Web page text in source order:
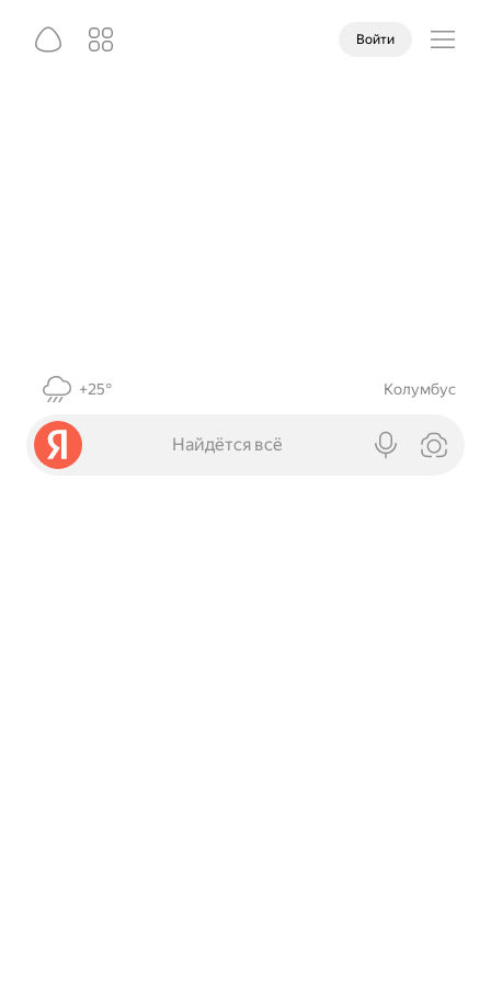
Войти
+25° Колумбус
Найдётся всё